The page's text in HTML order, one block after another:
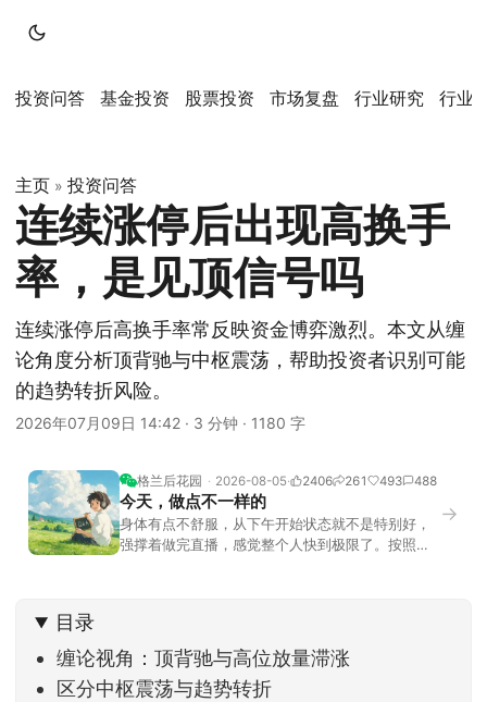
投资问答 基金投资 股票投资 市场复盘 行业研究 行业
主页 » 投资问答
连续涨停后出现高换手
率，是见顶信号吗
连续涨停后高换手率常反映资金博弈激烈。本文从缠
论角度分析顶背驰与中枢震荡，帮助投资者识别可能
的趋势转折风险。
2026年07月09日 14:42 · 3 分钟 · 1180 字
格兰后花园 2026-08-05 2406 261 493 488
今天，做点不一样的
身体有点不舒服，从下午开始状态就不是特别好，
强撑着做完直播，感觉整个人快到极限了。按照平
问的，可以给他点个赞。晚些时候，我会按点赞数
量挑选5个比较
→
目录
缠论视角：顶背驰与高位放量滞涨
区分中枢震荡与趋势转折